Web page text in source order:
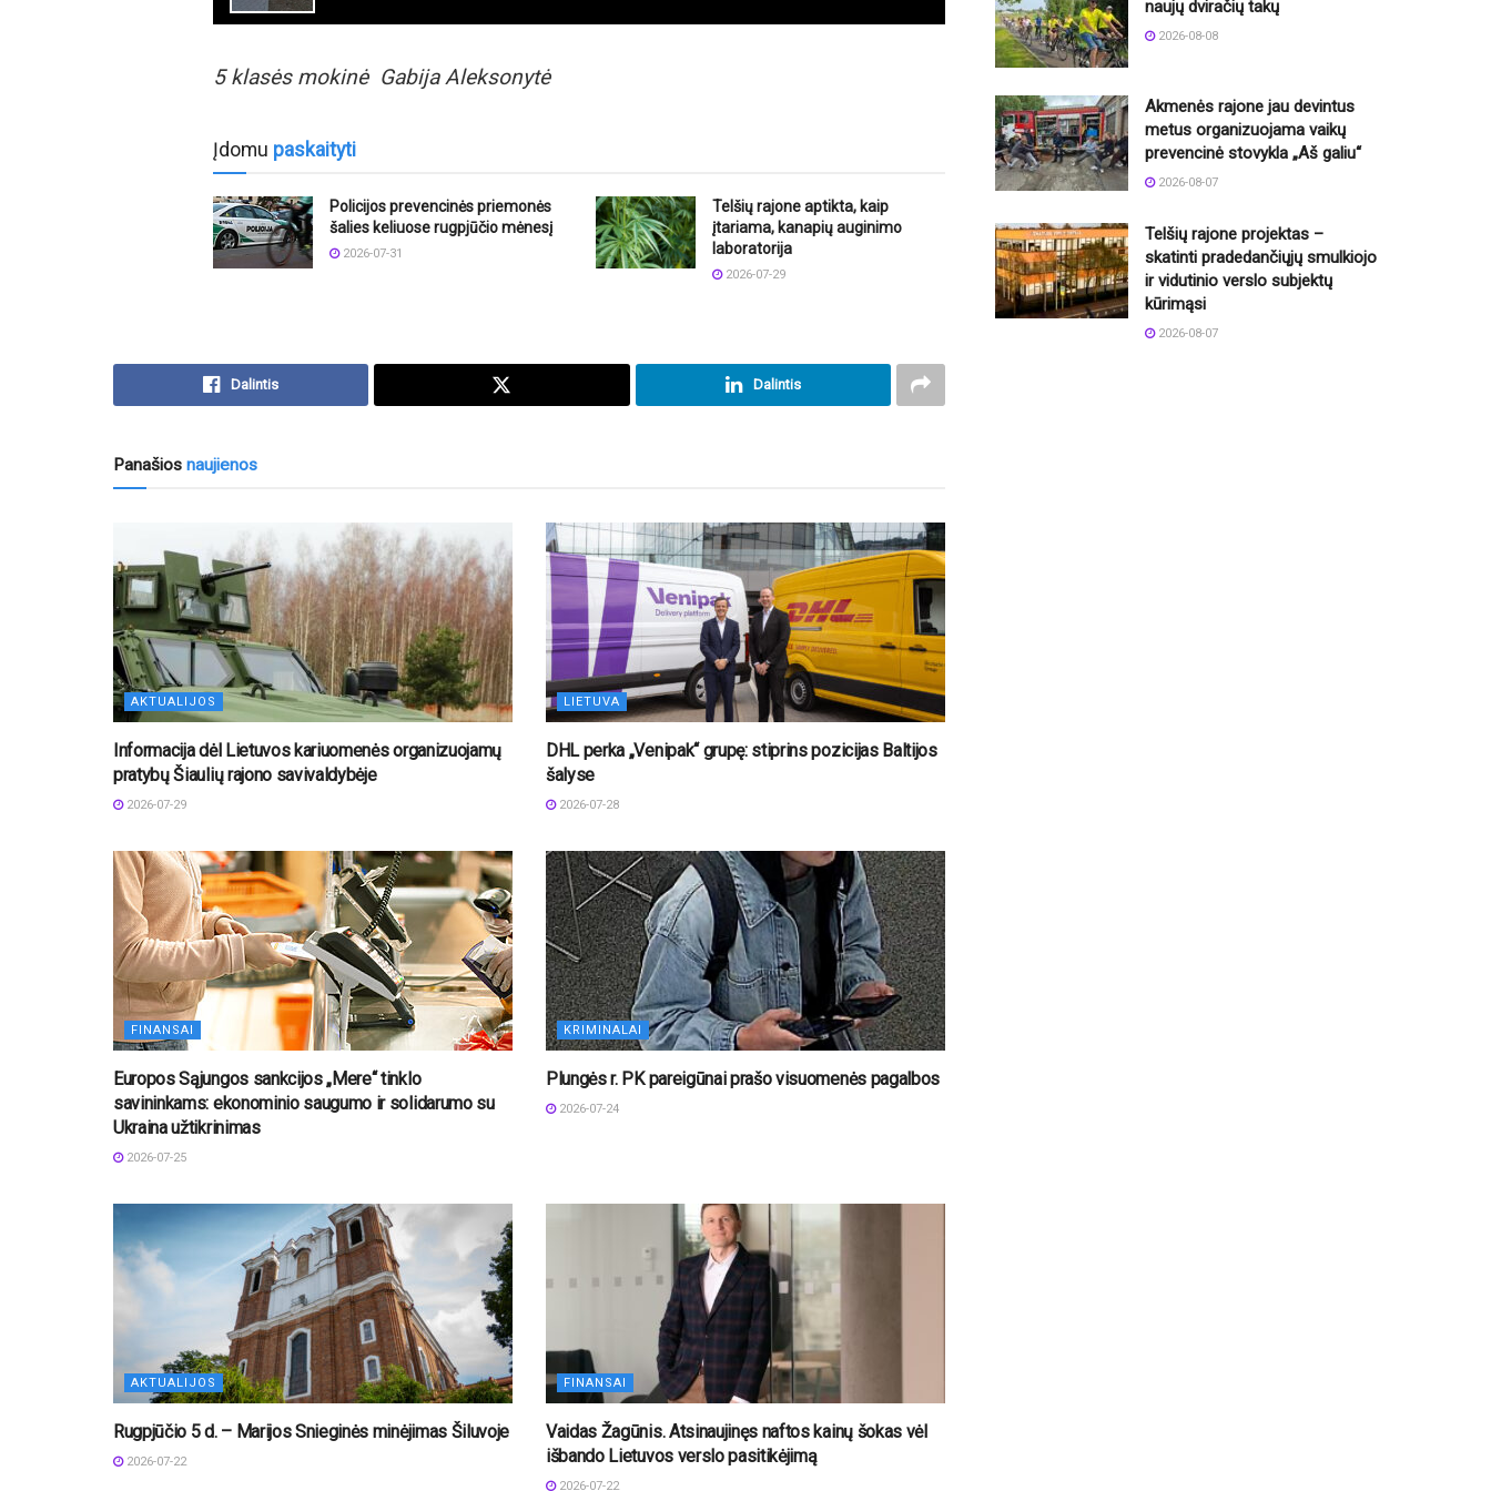
5 klasės mokinė Gabija Aleksonytė
Įdomu paskaityti
Policijos prevencinės priemonės
šalies keliuose rugpjūčio mėnesį
2026-07-31
Telšių rajone aptikta, kaip
įtariama, kanapių auginimo
laboratorija
2026-07-29
Dalintis Dalintis
Panašios naujienos
AKTUALIJOS
Informacija dėl Lietuvos kariuomenės organizuojamų
pratybų Šiaulių rajono savivaldybėje
2026-07-29
LIETUVA
DHL perka „Venipak“ grupę: stiprins pozicijas Baltijos
šalyse
2026-07-28
FINANSAI
Europos Sąjungos sankcijos „Mere“ tinklo
savininkams: ekonominio saugumo ir solidarumo su
Ukraina užtikrinimas
2026-07-25
KRIMINALAI
Plungės r. PK pareigūnai prašo visuomenės pagalbos
2026-07-24
AKTUALIJOS
Rugpjūčio 5 d. – Marijos Snieginės minėjimas Šiluvoje
2026-07-22
FINANSAI
Vaidas Žagūnis. Atsinaujinęs naftos kainų šokas vėl
išbando Lietuvos verslo pasitikėjimą
2026-07-22
naujų dviračių takų
2026-08-08
Akmenės rajone jau devintus
metus organizuojama vaikų
prevencinė stovykla „Aš galiu“
2026-08-07
Telšių rajone projektas –
skatinti pradedančiųjų smulkiojo
ir vidutinio verslo subjektų
kūrimąsi
2026-08-07